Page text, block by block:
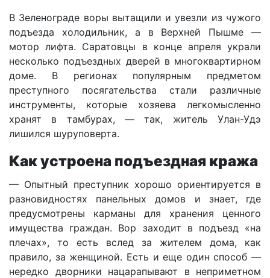
В Зеленограде воры вытащили и увезли из чужого
подъезда холодильник, а в Верхней Пышме —
мотор лифта. Саратовцы в конце апреля украли
несколько подъездных дверей в многоквартирном
доме. В регионах популярным предметом
преступного посягательства стали различные
инструменты, которые хозяева легкомысленно
хранят в тамбурах, — так, житель Улан-Удэ
лишился шуруповерта.
Как устроена подъездная кража
— Опытный преступник хорошо ориентируется в
разновидностях панельных домов и знает, где
предусмотрены карманы для хранения ценного
имущества граждан. Вор заходит в подъезд «на
плечах», то есть вслед за жителем дома, как
правило, за женщиной. Есть и еще один способ —
нередко дворники нацарапывают в неприметном